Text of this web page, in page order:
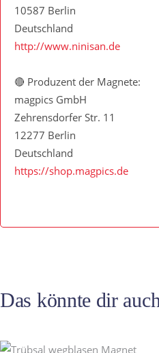
10587 Berlin
Deutschland
http://www.ninisan.de
🔴 Produzent der Magnete:
magpics GmbH
Zehrensdorfer Str. 11
12277 Berlin
Deutschland
https://shop.magpics.de
Das könnte dir